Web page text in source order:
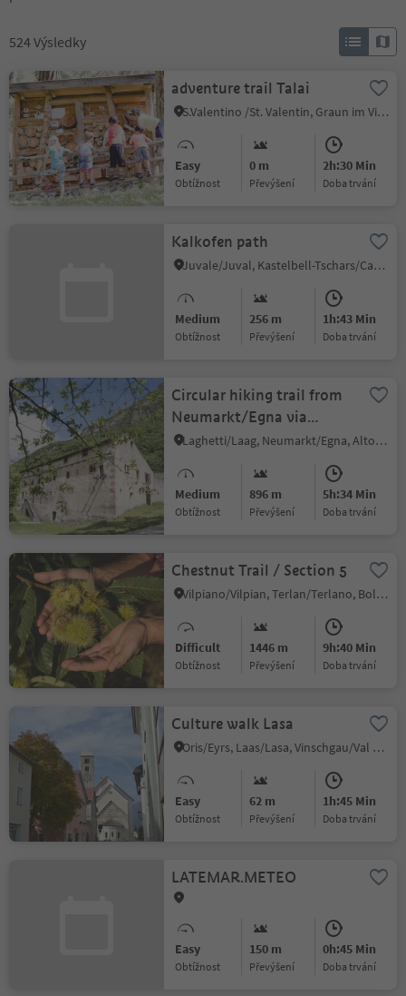
524Výsledky
adventure trail Talai
S.Valentino /St. Valentin, Graun im Vinschgau/Curon Venosta, Vinschgau/Val Venosta
Easy
Obtížnost
0 m
Převýšení
2h:30 Min
doba trvání
Kalkofen path
Juvale/Juval, Kastelbell-Tschars/Castelbello-Ciardes, Vinschgau/Val Venosta
Medium
Obtížnost
256 m
Převýšení
1h:43 Min
doba trvání
Circular hiking trail from
Neumarkt/Egna via
Laag/Laghetti to
Salurn/Salorno
Laghetti/Laag, Neumarkt/Egna, Alto Adige Wine Road
Medium
Obtížnost
896 m
Převýšení
5h:34 Min
doba trvání
Chestnut Trail / Section 5
Vilpiano/Vilpian, Terlan/Terlano, Bolzano/Bozen and environs
Difficult
Obtížnost
1446 m
Převýšení
9h:40 Min
doba trvání
Culture walk Lasa
Oris/Eyrs, Laas/Lasa, Vinschgau/Val Venosta
Easy
Obtížnost
62 m
Převýšení
1h:45 Min
doba trvání
LATEMAR.METEO
Easy
Obtížnost
150 m
Převýšení
0h:45 Min
doba trvání